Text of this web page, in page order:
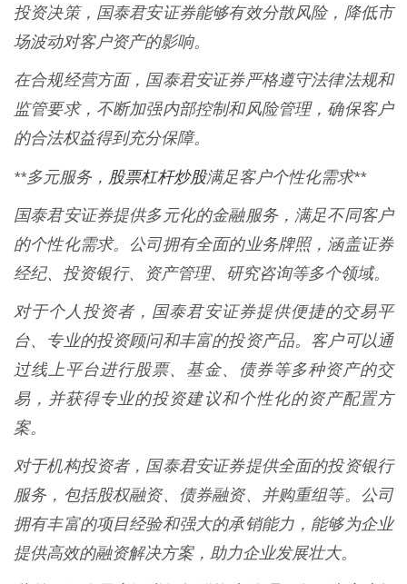
投资决策，国泰君安证券能够有效分散风险，降低市
场波动对客户资产的影响。
在合规经营方面，国泰君安证券严格遵守法律法规和
监管要求，不断加强内部控制和风险管理，确保客户
的合法权益得到充分保障。
**多元服务， 股票杠杆炒股满足客户个性化需求**
国泰君安证券提供多元化的金融服务，满足不同客户
的个性化需求。公司拥有全面的业务牌照，涵盖证券
经纪、投资银行、资产管理、研究咨询等多个领域。
对于个人投资者，国泰君安证券提供便捷的交易平
台、专业的投资顾问和丰富的投资产品。客户可以通
过线上平台进行股票、基金、债券等多种资产的交
易，并获得专业的投资建议和个性化的资产配置方
案。
对于机构投资者，国泰君安证券提供全面的投资银行
服务，包括股权融资、债券融资、并购重组等。公司
拥有丰富的项目经验和强大的承销能力，能够为企业
提供高效的融资解决方案，助力企业发展壮大。